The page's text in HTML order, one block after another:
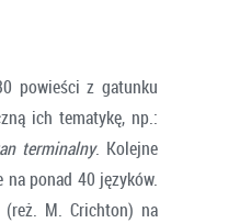
powieści z gatunku
ich tematykę, np.:
terminalny. Kolejne
na ponad 40 języków.
M. Crichton) na